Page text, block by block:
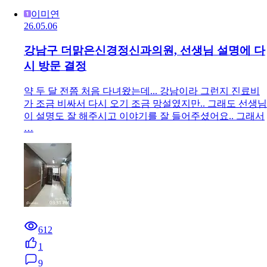
이미연
26.05.06
강남구 더맑은신경정신과의원, 선생님 설명에 다
시 방문 결정
약 두 달 전쯤 처음 다녀왔는데... 강남이라 그런지 진료비
가 조금 비싸서 다시 오기 조금 망설였지만.. 그래도 선생님
이 설명도 잘 해주시고 이야기를 잘 들어주셨어요.. 그래서
…
612
1
9